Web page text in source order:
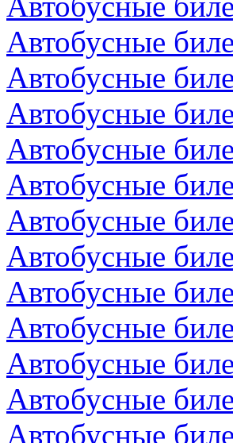
Автобусные
Автобусные
Автобусные
Автобусные
Автобусные
Автобусные
Автобусные
Автобусные
Автобусные
Автобусные
Автобусные
Автобусные